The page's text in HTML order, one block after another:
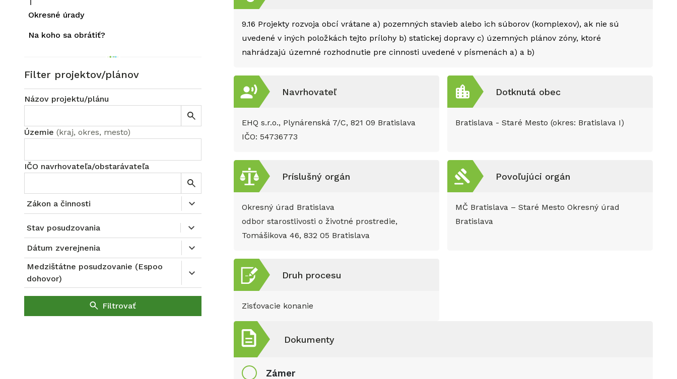
Okresné úrady
Na koho sa obrátiť?
Filter projektov/plánov
Názov projektu/plánu
Územie (kraj, okres, mesto)
IČO navrhovateľa/obstarávateľa
Zákon a činnosti
Stav posudzovania
Dátum zverejnenia
Medzištátne posudzovanie (Espoo
dohovor)
Filtrovať
9.16 Projekty rozvoja obcí vrátane a) pozemných stavieb alebo ich súborov (komplexov), ak nie sú
uvedené v iných položkách tejto prílohy b) statickej dopravy c) územných plánov zóny, ktoré
nahrádzajú územné rozhodnutie pre cinnosti uvedené v písmenách a) a b)
Navrhovateľ
EHQ s.r.o., Plynárenská 7/C, 821 09 Bratislava
IČO: 54736773
Dotknutá obec
Bratislava - Staré Mesto (okres: Bratislava I)
Príslušný orgán
Okresný úrad Bratislava
odbor starostlivosti o životné prostredie,
Tomášikova 46, 832 05 Bratislava
Povoľujúci orgán
MČ Bratislava – Staré Mesto Okresný úrad
Bratislava
Druh procesu
Zisťovacie konanie
Dokumenty
Zámer